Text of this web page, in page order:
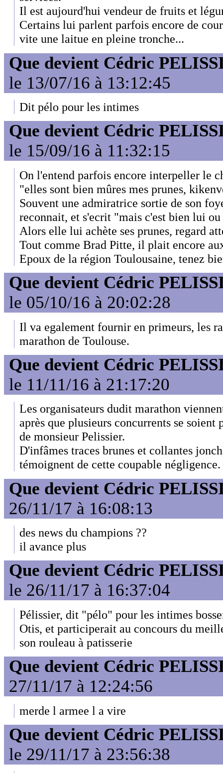
Il est aujourd'hui vendeur de fruits et
Certains lui parlent parfois encore de
vite une laitue en pleine tronche...
Que devient Cédric
le 13/07/16 à 13:12:45
Dit pélo pour les intimes
Que devient Cédric
le 15/09/16 à 11:32:15
On l'entend parfois encore interpeller le
"elles sont bien mûres mes prunes,
Souvent une admiratrice sortie de son
reconnait, et s'ecrit "mais c'est bien lui
Alors elle lui achète ses prunes, regard
Tout comme Brad Pitte, il plait encore
Epoux de la région Toulousaine, tenez
Que devient Cédric
le 05/10/16 à 20:02:28
Il va egalement fournir en primeurs, les
marathon de Toulouse.
Que devient Cédric
le 11/11/16 à 21:17:20
Les organisateurs dudit marathon
après que plusieurs concurrents se
de monsieur Pelissier.
D'infâmes traces brunes et collantes
témoignent de cette coupable négligence.
Que devient Cédric
26/11/17 à 16:08:13
des news du champions ??
il avance plus
Que devient Cédric
le 26/11/17 à 16:37:04
Pélissier, dit "pélo" pour les intimes
Otis, et participerait au concours du
son rouleau à patisserie
Que devient Cédric
27/11/17 à 12:24:56
merde l armee l a vire
Que devient Cédric
le 29/11/17 à 23:56:38